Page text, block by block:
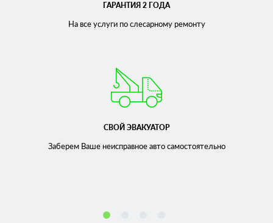
ГАРАНТИЯ 2 ГОДА
На все услуги по слесарномуремонту
СВОЙ ЭВАКУАТОР
Заберем Ваше неисправноеавто самостоятельно